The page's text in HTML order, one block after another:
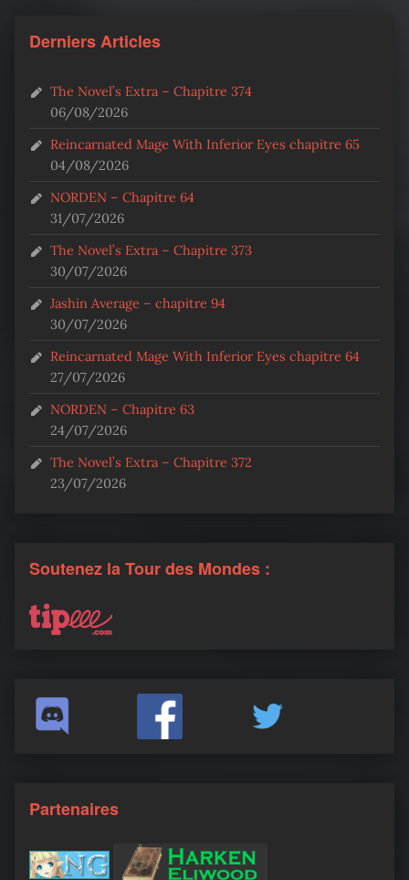
Derniers Articles
The Novel’s Extra – Chapitre 374
06/08/2026
Reincarnated Mage With Inferior Eyes chapitre 65
04/08/2026
NORDEN – Chapitre 64
31/07/2026
The Novel’s Extra – Chapitre 373
30/07/2026
Jashin Average – chapitre 94
30/07/2026
Reincarnated Mage With Inferior Eyes chapitre 64
27/07/2026
NORDEN – Chapitre 63
24/07/2026
The Novel’s Extra – Chapitre 372
23/07/2026
Soutenez la Tour des Mondes :
Partenaires